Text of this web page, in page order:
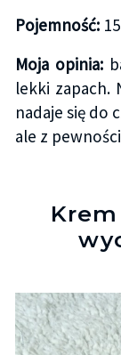
Pojemność:
Moja opinia:
lekki zapach.
nadaje się do
ale z